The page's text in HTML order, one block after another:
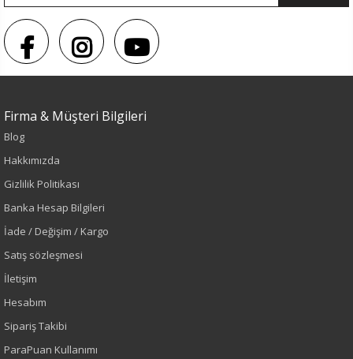
Fuşya
Sonbahar-Kış
Yaş Grubu
Firma & Müşteri Bilgileri
Blog
Hakkımızda
Gizlilik Politikası
Banka Hesap Bilgileri
İade / Değişim / Kargo
Satış sözleşmesi
İletişim
Hesabım
Sipariş Takibi
ParaPuan Kullanımı